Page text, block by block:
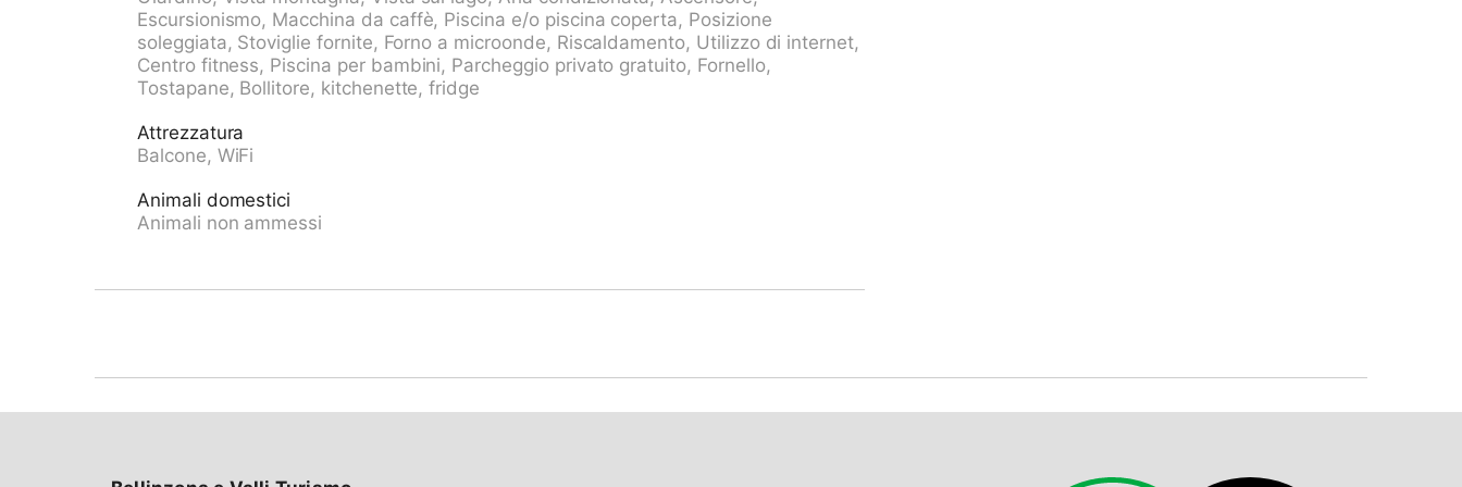
Parcheggio presso la casa. Fermata bus "Linie 439" 1 m, stazione ferroviaria "Melide"
2.6 km, lago balneabile "Lago di Lugano" 5 m. Campo da golf (18 buche) 15 km.
Attrazioni nelle vicinanze: Lugano, Foxtown Outlet, Mendrisio, Swissminiatur, Melide,
Mercato Luino, Ponte Tresa, Como IT, Parco San Grato, Carona. Rinomate località
sciistiche: Nara, Valle di Blenio, Carì, Leventina, Airolo. Laghi famosi: Lago di Lugano,
Lago di Como. Sentieri escursionistici: San Salvatore, Monte Bré, Tamaro und
Splash+Spa, Rivera, Monte Generoso. Prego notare: adatto alle famiglie, adatto a
giovani. La foto della casa va considerata come un esempio. Ulteriori alloggi prenotabili.
La casa CH6816.50. È situata sullo stesso terreno. Tutte le case/appartamenti sono
Escursionismo, Macchina da caffè, Piscina e/o piscina coperta, Posizione
soleggiata, Stoviglie fornite, Forno a microonde, Riscaldamento, Utilizzo di internet,
Centro fitness, Piscina per bambini, Parcheggio privato gratuito, Fornello,
Tostapane, Bollitore, kitchenette, fridge
Attrezzatura
Balcone, WiFi
Animali domestici
Animali non ammessi